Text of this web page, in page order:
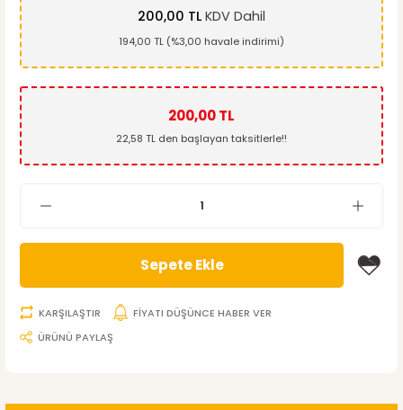
200,00 TL KDV Dahil
194,00 TL (%3,00 havale indirimi)
200,00 TL
22,58 TL den başlayan taksitlerle!!
Sepete Ekle
KARŞILAŞTIR
FİYATI DÜŞÜNCE HABER VER
ÜRÜNÜ PAYLAŞ